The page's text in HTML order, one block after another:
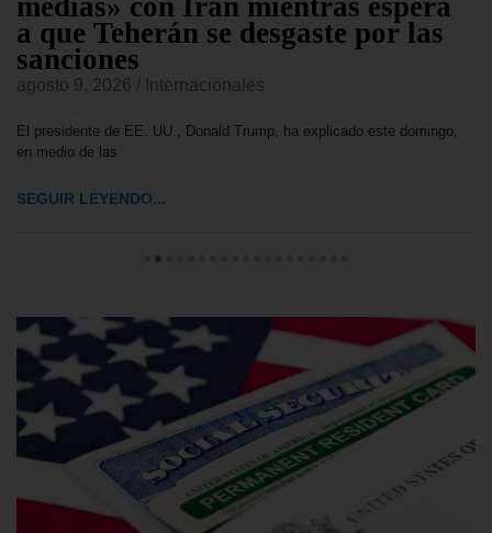
medias» con Irán mientras espera
a que Teherán se desgaste por las
sanciones
agosto 9, 2026 Internacionales
El presidente de EE. UU., Donald Trump, ha explicado este domingo,
en medio de las
SEGUIR LEYENDO...